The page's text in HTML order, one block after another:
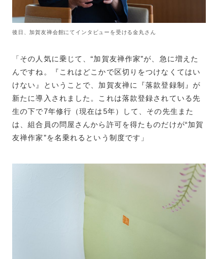
後日、加賀友禅会館にてインタビューを受ける金丸さん
「その人気に乗じて、“加賀友禅作家”が、急に増えた
んですね。『これはどこかで区切りをつけなくてはい
けない』ということで、加賀友禅に『落款登録制』が
新たに導入されました。これは落款登録されている先
生の下で7年修行（現在は5年）して、その先生また
は、組合員の問屋さんから許可を得たものだけが“加賀
友禅作家”を名乗れるという制度です」